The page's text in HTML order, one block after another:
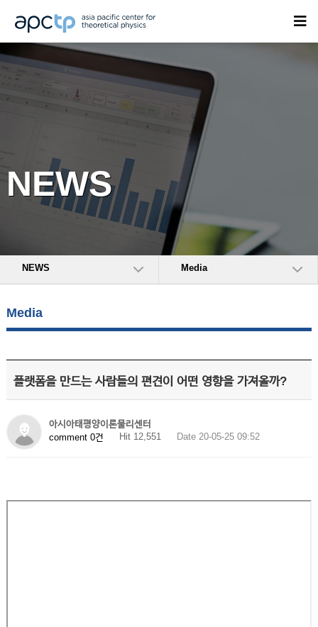
NEWS
NEWS Media
Media
플랫폼을 만드는 사람들의 편견이 어떤 영향을 가져올까?
아시아태평양이론물리센터
comment 0건
Hit 12,551 Date 20-05-25 09:52